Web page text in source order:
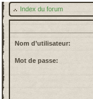
Index du forum
Nom d’utilisateur:
Mot de passe: